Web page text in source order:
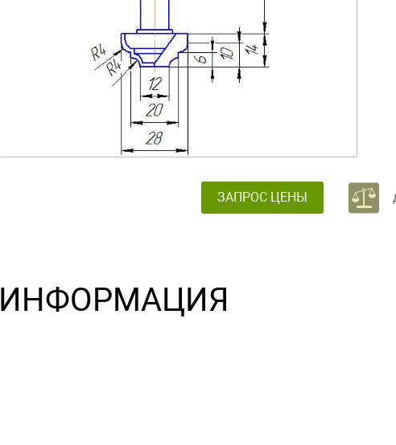
ЗАПРОС ЦЕНЫ
ИНФОРМАЦИЯ